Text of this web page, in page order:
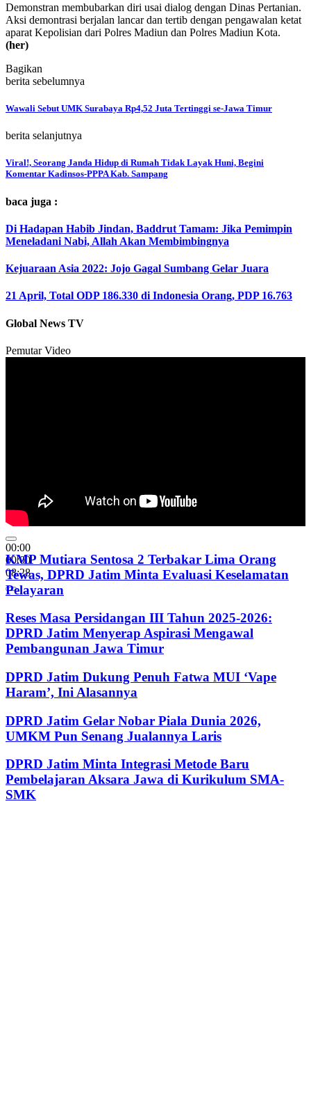
Demonstran membubarkan diri usai dialog dengan Dinas Pertanian.
Aksi demontrasi berjalan lancar dan tertib dengan pengawalan ketat
aparat Kepolisian dari Polres Madiun dan Polres Madiun Kota.
(her)
Bagikan
berita sebelumnya
Wawali Sebut UMK Surabaya Rp4,52 Juta Tertinggi se-Jawa Timur
berita selanjutnya
Viral!, Seorang Janda Hidup di Rumah Tidak Layak Huni, Begini
Komentar Kadinsos-PPPA Kab. Sampang
baca juga :
Di Hadapan Habib Jindan, Baddrut Tamam: Jika Pemimpin
Meneladani Nabi, Allah Akan Membimbingnya
Kejuaraan Asia 2022: Jojo Gagal Sumbang Gelar Juara
21 April, Total ODP 186.330 di Indonesia Orang, PDP 16.763
Global News TV
Pemutar Video
00:00
00:00
08:28
KMP Mutiara Sentosa 2 Terbakar Lima Orang
Tewas, DPRD Jatim Minta Evaluasi Keselamatan
Pelayaran
Reses Masa Persidangan III Tahun 2025-2026:
DPRD Jatim Menyerap Aspirasi Mengawal
Pembangunan Jawa Timur
DPRD Jatim Dukung Penuh Fatwa MUI ‘Vape
Haram’, Ini Alasannya
DPRD Jatim Gelar Nobar Piala Dunia 2026,
UMKM Pun Senang Jualannya Laris
DPRD Jatim Minta Integrasi Metode Baru
Pembelajaran Aksara Jawa di Kurikulum SMA-
SMK